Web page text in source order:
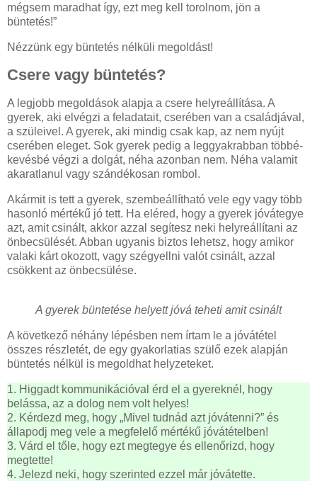
mégsem maradhat így, ezt meg kell torolnom, jön a
büntetés!”
Nézzünk egy büntetés nélküli megoldást!
Csere vagy büntetés?
A legjobb megoldások alapja a csere helyreállítása. A
gyerek, aki elvégzi a feladatait, cserében van a családjával,
a szüleivel. A gyerek, aki mindig csak kap, az nem nyújt
cserében eleget. Sok gyerek pedig a leggyakrabban többé-
kevésbé végzi a dolgát, néha azonban nem. Néha valamit
akaratlanul vagy szándékosan rombol.
Akármit is tett a gyerek, szembeállítható vele egy vagy több
hasonló mértékű jó tett. Ha eléred, hogy a gyerek jóvátegye
azt, amit csinált, akkor azzal segítesz neki helyreállítani az
önbecsülését. Abban ugyanis biztos lehetsz, hogy amikor
valaki kárt okozott, vagy szégyellni valót csinált, azzal
csökkent az önbecsülése.
A gyerek büntetése helyett jóvá teheti amit csinált
A következő néhány lépésben nem írtam le a jóvátétel
összes részletét, de egy gyakorlatias szülő ezek alapján
büntetés nélkül is megoldhat helyzeteket.
1. Higgadt kommunikációval érd el a gyereknél, hogy
belássa, az a dolog nem volt helyes!
2. Kérdezd meg, hogy „Mivel tudnád azt jóvátenni?” és
állapodj meg vele a megfelelő mértékű jóvátételben!
3. Várd el tőle, hogy ezt megtegye és ellenőrizd, hogy
megtette!
4. Jelezd neki, hogy szerinted ezzel már jóvátette.